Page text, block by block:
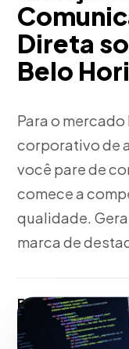
Direta
Belo
Para o
corporativo de
você pare de
comece a
qualidade.
marca de
Fase 2:
vetorização e
Publicitário e